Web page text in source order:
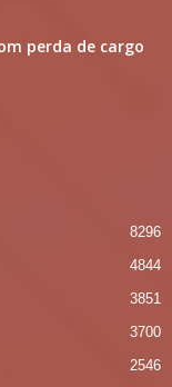
perda de cargo
8296
4844
3851
3700
2546